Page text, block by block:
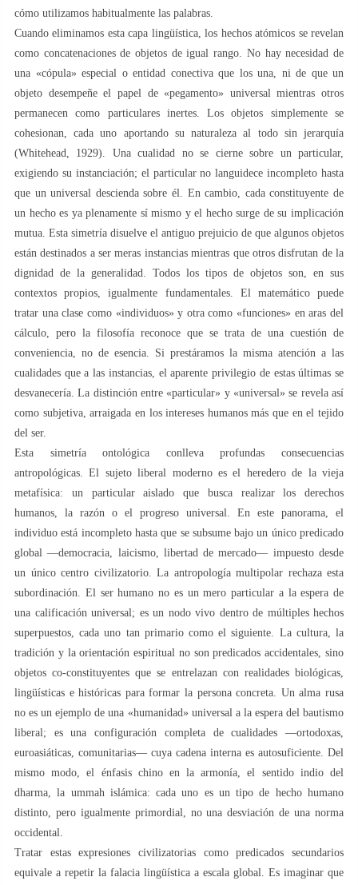
cómo utilizamos habitualmente las palabras.
Cuando eliminamos esta capa lingüística, los hechos atómicos se revelan
como concatenaciones de objetos de igual rango. No hay necesidad de
una «cópula» especial o entidad conectiva que los una, ni de que un
objeto desempeñe el papel de «pegamento» universal mientras otros
permanecen como particulares inertes. Los objetos simplemente se
cohesionan, cada uno aportando su naturaleza al todo sin jerarquía
(Whitehead, 1929). Una cualidad no se cierne sobre un particular,
exigiendo su instanciación; el particular no languidece incompleto hasta
que un universal descienda sobre él. En cambio, cada constituyente de
un hecho es ya plenamente sí mismo y el hecho surge de su implicación
mutua. Esta simetría disuelve el antiguo prejuicio de que algunos objetos
están destinados a ser meras instancias mientras que otros disfrutan de la
dignidad de la generalidad. Todos los tipos de objetos son, en sus
contextos propios, igualmente fundamentales. El matemático puede
tratar una clase como «individuos» y otra como «funciones» en aras del
cálculo, pero la filosofía reconoce que se trata de una cuestión de
conveniencia, no de esencia. Si prestáramos la misma atención a las
cualidades que a las instancias, el aparente privilegio de estas últimas se
desvanecería. La distinción entre «particular» y «universal» se revela así
como subjetiva, arraigada en los intereses humanos más que en el tejido
del ser.
Esta simetría ontológica conlleva profundas consecuencias
antropológicas. El sujeto liberal moderno es el heredero de la vieja
metafísica: un particular aislado que busca realizar los derechos
humanos, la razón o el progreso universal. En este panorama, el
individuo está incompleto hasta que se subsume bajo un único predicado
global —democracia, laicismo, libertad de mercado— impuesto desde
un único centro civilizatorio. La antropología multipolar rechaza esta
subordinación. El ser humano no es un mero particular a la espera de
una calificación universal; es un nodo vivo dentro de múltiples hechos
superpuestos, cada uno tan primario como el siguiente. La cultura, la
tradición y la orientación espiritual no son predicados accidentales, sino
objetos co-constituyentes que se entrelazan con realidades biológicas,
lingüísticas e históricas para formar la persona concreta. Un alma rusa
no es un ejemplo de una «humanidad» universal a la espera del bautismo
liberal; es una configuración completa de cualidades —ortodoxas,
euroasiáticas, comunitarias— cuya cadena interna es autosuficiente. Del
mismo modo, el énfasis chino en la armonía, el sentido indio del
dharma, la ummah islámica: cada uno es un tipo de hecho humano
distinto, pero igualmente primordial, no una desviación de una norma
occidental.
Tratar estas expresiones civilizatorias como predicados secundarios
equivale a repetir la falacia lingüística a escala global. Es imaginar que